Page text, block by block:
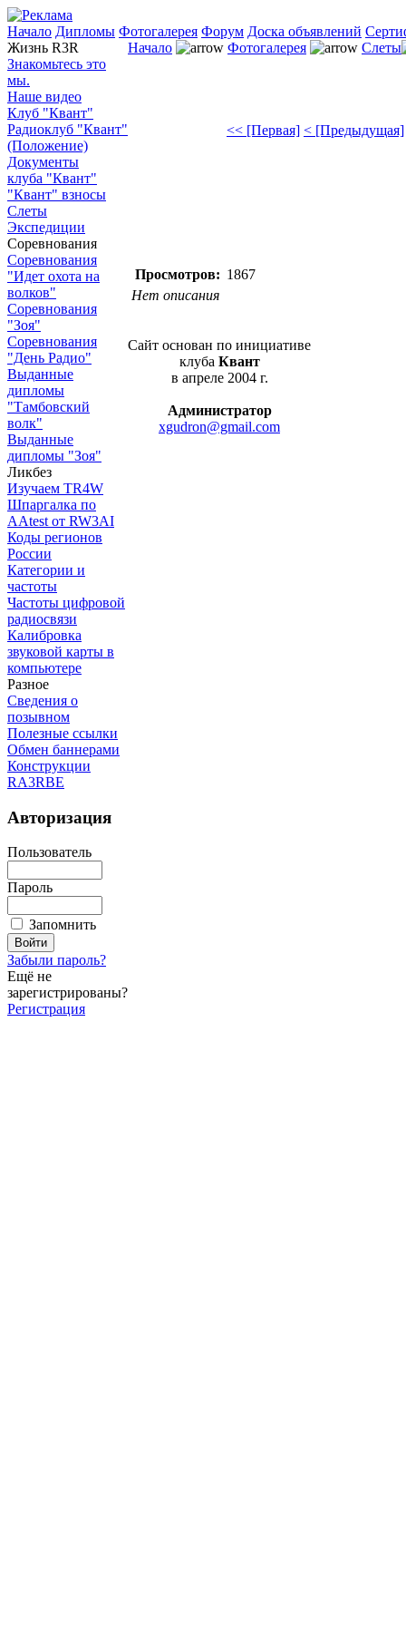
Начало Дипломы Фотогалерея Форум Доска объявлений
Жизнь R3R
Знакомьтесь это
мы.
Наше видео
Клуб "Квант"
Радиоклуб "Квант"
(Положение)
Документы
клуба "Квант"
"Квант" взносы
Слеты
Экспедиции
Соревнования
Соревнования
"Идет охота на
волков"
Соревнования
"Зоя"
Соревнования
"День Радио"
Выданные
дипломы
"Тамбовский
волк"
Выданные
дипломы "Зоя"
Ликбез
Изучаем TR4W
Шпаргалка по
AAtest от RW3AI
Коды регионов
России
Категории и
частоты
Частоты цифровой
радиосвязи
Калибровка
звуковой карты в
компьютере
Разное
Сведения о
позывном
Полезные ссылки
Обмен баннерами
Конструкции
RA3RBE
Авторизация
Пользователь
Пароль
Запомнить
Забыли пароль?
Ещё не
зарегистрированы?
Регистрация
Начало Фотогалерея Слеты
<< [Первая] < [Предыдущая]
Просмотров: 1867
Нет описания
Сайт основан по инициативе
клуба Квант
в апреле 2004 г.
Администратор
xgudron@gmail.com